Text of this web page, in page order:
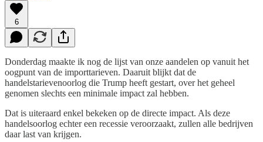
6
Donderdag maakte ik nog de lijst van onze aandelen op vanuit het
oogpunt van de importtarieven. Daaruit blijkt dat de
handelstarievenoorlog die Trump heeft gestart, over het geheel
genomen slechts een minimale impact zal hebben.
Dat is uiteraard enkel bekeken op de directe impact. Als deze
handelsoorlog echter een recessie veroorzaakt, zullen alle bedrijven
daar last van krijgen.